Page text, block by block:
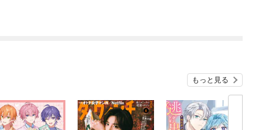
もっと見る